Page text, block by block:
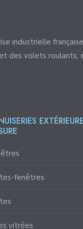
industrielle
des volets roulants,
fenêtres
vitrées